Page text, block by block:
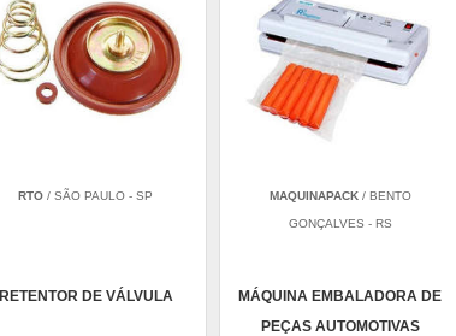
RTO / SÃO PAULO - SP
RETENTOR DE VÁLVULA
MAQUINAPACK/ BENTO
GONÇALVES - RS
MÁQUINA EMBALADORA DE
PEÇAS AUTOMOTIVAS